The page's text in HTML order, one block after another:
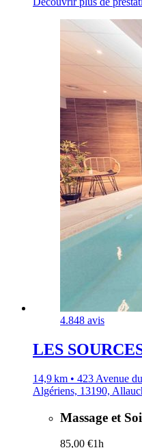
4.848 avis
LES
14,9 km • 423 Avenue
Algériens, 13190,
Massage et
85,00 €1h